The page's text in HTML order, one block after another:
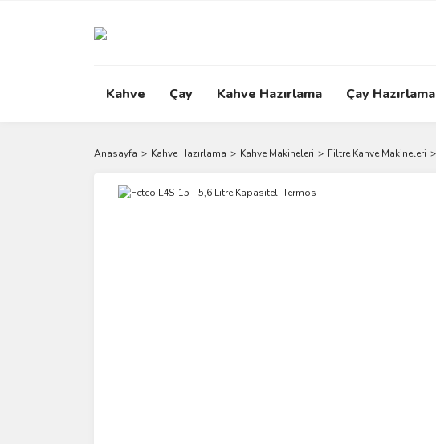
Kahve Çay Kahve Hazırlama Çay Hazırlama
Anasayfa Kahve Hazırlama Kahve Makineleri Filtre Kahve Makineleri